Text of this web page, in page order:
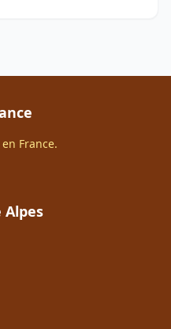
France.
Alpes